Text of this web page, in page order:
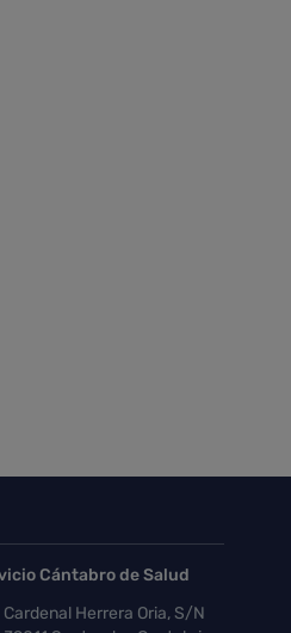
Cántabro de Salud
Cardenal Herrera Oria, S/N